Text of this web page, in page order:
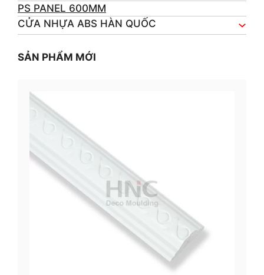
PS PANEL 600MM
CỬA NHỰA ABS HÀN QUỐC
SẢN PHẨM MỚI